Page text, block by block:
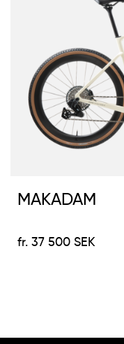
MAKADAM
37 500SEK